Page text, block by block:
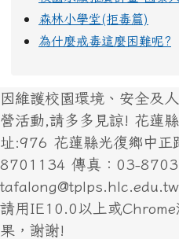
森林小學堂(拒毒篇)
為什麼戒毒這麼困難呢?
因維護校園環境、安全及
營活動,請多多見諒! 花蓮
址:976 花蓮縣光復鄉中
8701134 傳真：03-
請用IE10.0以上或
果，謝謝!